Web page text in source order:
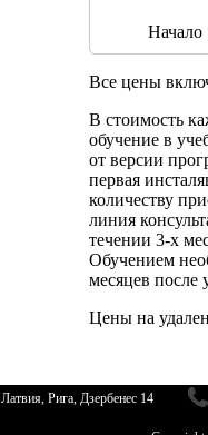
Начало
Все цены
В стоимость
обучение в
от версии
первая
количеству
линия
течении 3-х
Обучением
месяцев после
Цены на
Латвия, Рига, Дзербенес 14